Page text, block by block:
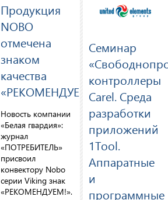
0
Продукция
NOBO
отмечена
знаком
качества
«РЕКОМЕНДУЕМ!»
Новость компании
«Белая гвардия»:
журнал
«ПОТРЕБИТЕЛЬ»
присвоил
конвектору Nobo
серии Viking знак
«РЕКОМЕНДУЕМ!».
Cеминар
контроллеры
Carel. Среда
разработки
приложений
1Tool.
Аппаратные
и
программные